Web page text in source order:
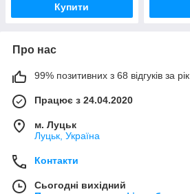
Купити
Про нас
99% позитивних з 68 відгуків за рік
Працює з 24.04.2020
м. Луцьк
Луцьк, Україна
Контакти
Сьогодні вихідний